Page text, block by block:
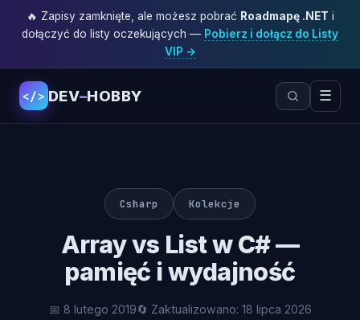
🔥 Zapisy zamknięte, ale możesz pobrać Roadmapę .NET i
dołączyć do listy oczekujących — Pobierz i dołącz do Listy
VIP →
</> DEV–HOBBY ☰
Csharp Kolekcje
Array vs List w C# —
pamięć i wydajność
📅 8 lutego 2019🔄 Zaktualizowano: 18 lipca 2026